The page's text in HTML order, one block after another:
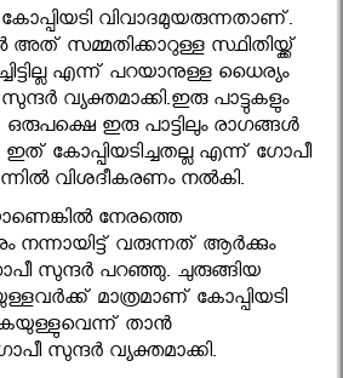
കോപ്പിയടി വിവാദമുയരുന്നതാണ്.
അത് സമ്മതിക്കാറുള്ള സ്ഥിതിയ്ക്ക്
എന്ന് പറയാനുള്ള ധൈര്യം
വ്യക്തമാക്കി.ഇരു പാട്ടുകളും
ഇരു പാട്ടിലും രാഗങ്ങള്‍
ഇത് കോപ്പിയടിച്ചതല്ല എന്ന് ഗോപീ
വിശദീകരണം നല്‍കി.
നേരത്തെ
നന്നായിട്ട് വരുന്നത് ആര്‍ക്കും
സുന്ദര്‍ പറഞ്ഞു. ചുരുങ്ങിയ
മാത്രമാണ് കോപ്പിയടി
താന്‍
സുന്ദര്‍ വ്യക്തമാക്കി.